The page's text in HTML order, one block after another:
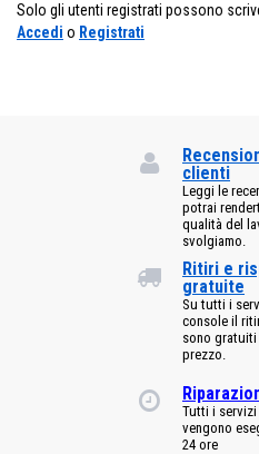
Solo gli utenti registrati possono
Accedi o Registrati
clienti
Leggi le
potrai
qualità del
svolgiamo.
Ritiri e
gratuite
Su tutti i
console il
sono gratuiti
prezzo.
Tutti i
vengono
24 ore